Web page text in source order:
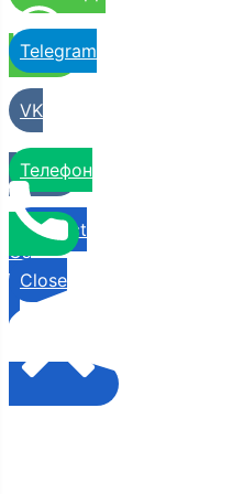
Telegram
VK
Телефон
Contact
Us
Close